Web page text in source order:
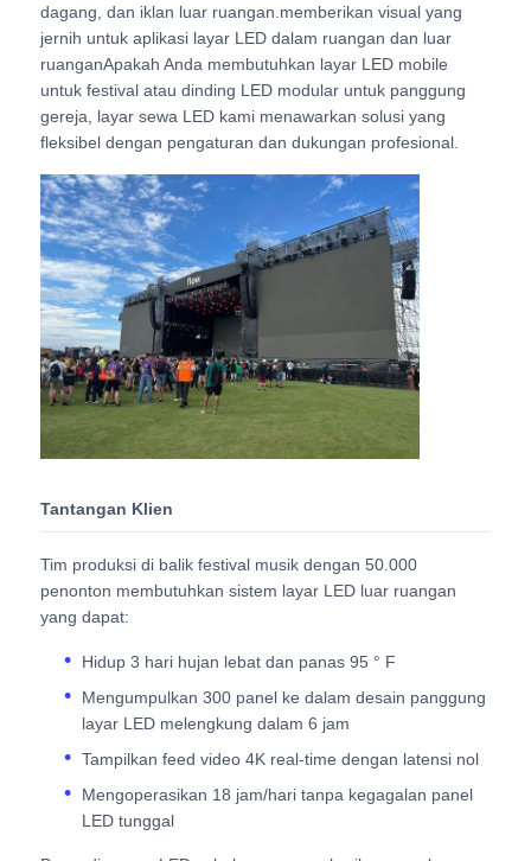
Tur Pabrik
Kontrol kualitas
Berita
Kasus
Minta Penawaran Harga
layar dipimpin konser
Sewa layar LED panggung
Dinding video LED COB
dagang, dan iklan luar ruangan.memberikan visual yang
jernih untuk aplikasi layar LED dalam ruangan dan luar
ruanganApakah Anda membutuhkan layar LED mobile
untuk festival atau dinding LED modular untuk panggung
gereja, layar sewa LED kami menawarkan solusi yang
fleksibel dengan pengaturan dan dukungan profesional.
Tantangan Klien
Tim produksi di balik festival musik dengan 50.000
penonton membutuhkan sistem layar LED luar ruangan
yang dapat:
Hidup 3 hari hujan lebat dan panas 95 ° F
Mengumpulkan 300 panel ke dalam desain panggung
layar LED melengkung dalam 6 jam
Tampilkan feed video 4K real-time dengan latensi nol
Mengoperasikan 18 jam/hari tanpa kegagalan panel
LED tunggal